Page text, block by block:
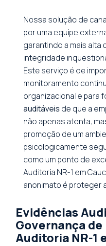
Nossa solução de
por uma equipe
garantindo a mais alta
integridade
Este serviço é de
monitoramento
organizacional e para
auditáveis de que a
não apenas atenta,
promoção de um
psicologicamente
como um ponto de
Auditoria NR-1 em
anonimato é proteger
Evidências
Governança de
Auditoria NR-1